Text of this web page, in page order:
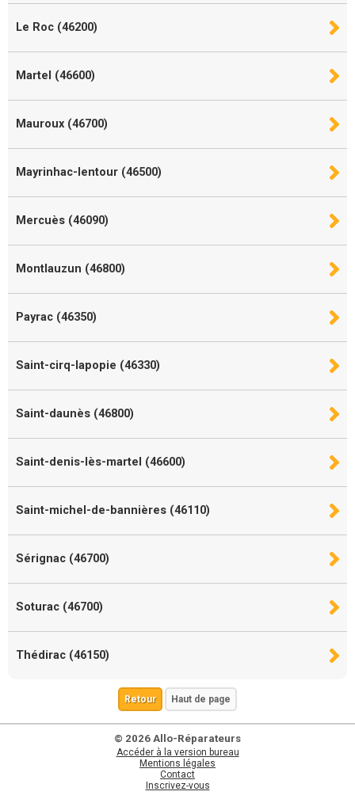
Le Roc (46200)
Martel (46600)
Mauroux (46700)
Mayrinhac-lentour (46500)
Mercuès (46090)
Montlauzun (46800)
Payrac (46350)
Saint-cirq-lapopie (46330)
Saint-daunès (46800)
Saint-denis-lès-martel (46600)
Saint-michel-de-bannières (46110)
Sérignac (46700)
Soturac (46700)
Thédirac (46150)
Retour Haut de page
© 2026 Allo-Réparateurs
Accéder à la version bureau
Mentions légales
Contact
Inscrivez-vous